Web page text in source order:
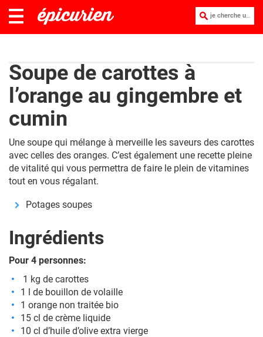
je cherche une recette :
Soupe de carottes à
l’orange au gingembre et
cumin
Une soupe qui mélange à merveille les saveurs des carottes
avec celles des oranges. C’est également une recette pleine
de vitalité qui vous permettra de faire le plein de vitamines
tout en vous régalant.
Potages soupes
Ingrédients
Pour 4 personnes:
1 kg de carottes
1 l de bouillon de volaille
1 orange non traitée bio
15 cl de crème liquide
10 cl d’huile d’olive extra vierge